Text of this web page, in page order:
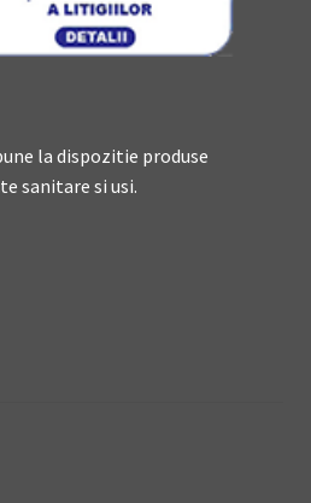
la dispozitie produse
sanitare si usi.